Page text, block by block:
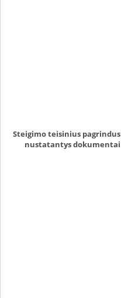
Steigimo teisinius pagrindus
nustatantys dokumentai